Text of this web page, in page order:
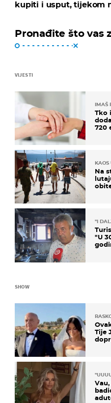
kupiti i usput, tijekom
Pronađite što vas
VIJESTI
IMAŠ
Tko
720
KAOS
Na
"I
"U
SHOW
Tije